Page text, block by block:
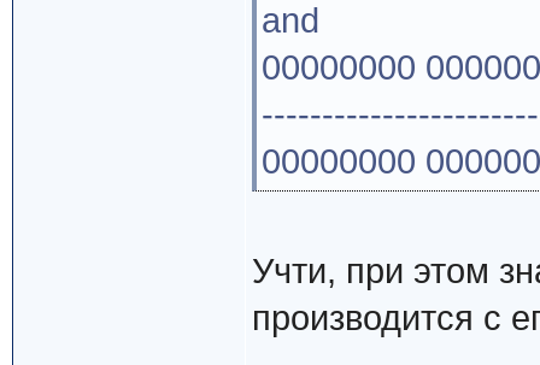
and
00000000
-----------------------
00000000
Учти, при этом
производится с